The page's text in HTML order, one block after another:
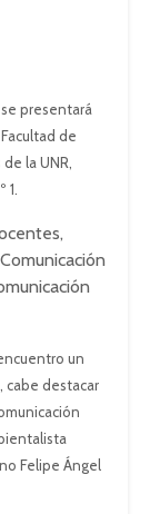
presentará
de
la UNR,
un
cabe destacar
Felipe Ángel